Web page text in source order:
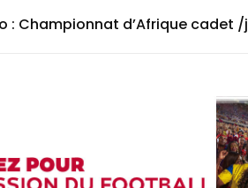
primes de la CAN féminine Maroc
: Championnat d’Afrique cadet